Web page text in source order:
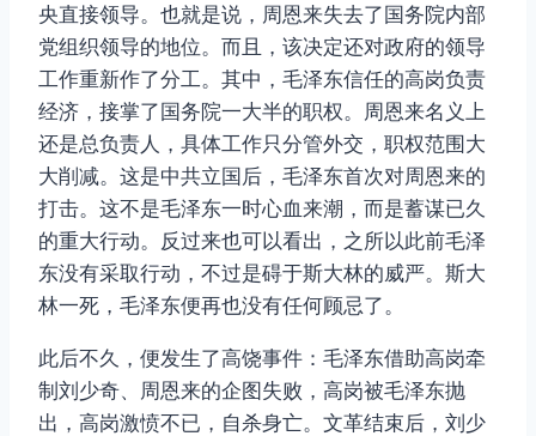
央直接领导。也就是说，周恩来失去了国务院内部
党组织领导的地位。而且，该决定还对政府的领导
工作重新作了分工。其中，毛泽东信任的高岗负责
经济，接掌了国务院一大半的职权。周恩来名义上
还是总负责人，具体工作只分管外交，职权范围大
大削减。这是中共立国后，毛泽东首次对周恩来的
打击。这不是毛泽东一时心血来潮，而是蓄谋已久
的重大行动。反过来也可以看出，之所以此前毛泽
东没有采取行动，不过是碍于斯大林的威严。斯大
林一死，毛泽东便再也没有任何顾忌了。
此后不久，便发生了高饶事件：毛泽东借助高岗牵
制刘少奇、周恩来的企图失败，高岗被毛泽东抛
出，高岗激愤不已，自杀身亡。文革结束后，刘少